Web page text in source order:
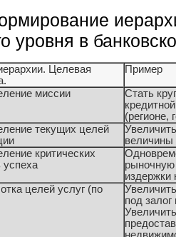
уровня в
Целевая
Пример
миссии
Стать
(регионе,
текущих целей
критических
успеха
рыночную
издержки
целей услуг (по
под